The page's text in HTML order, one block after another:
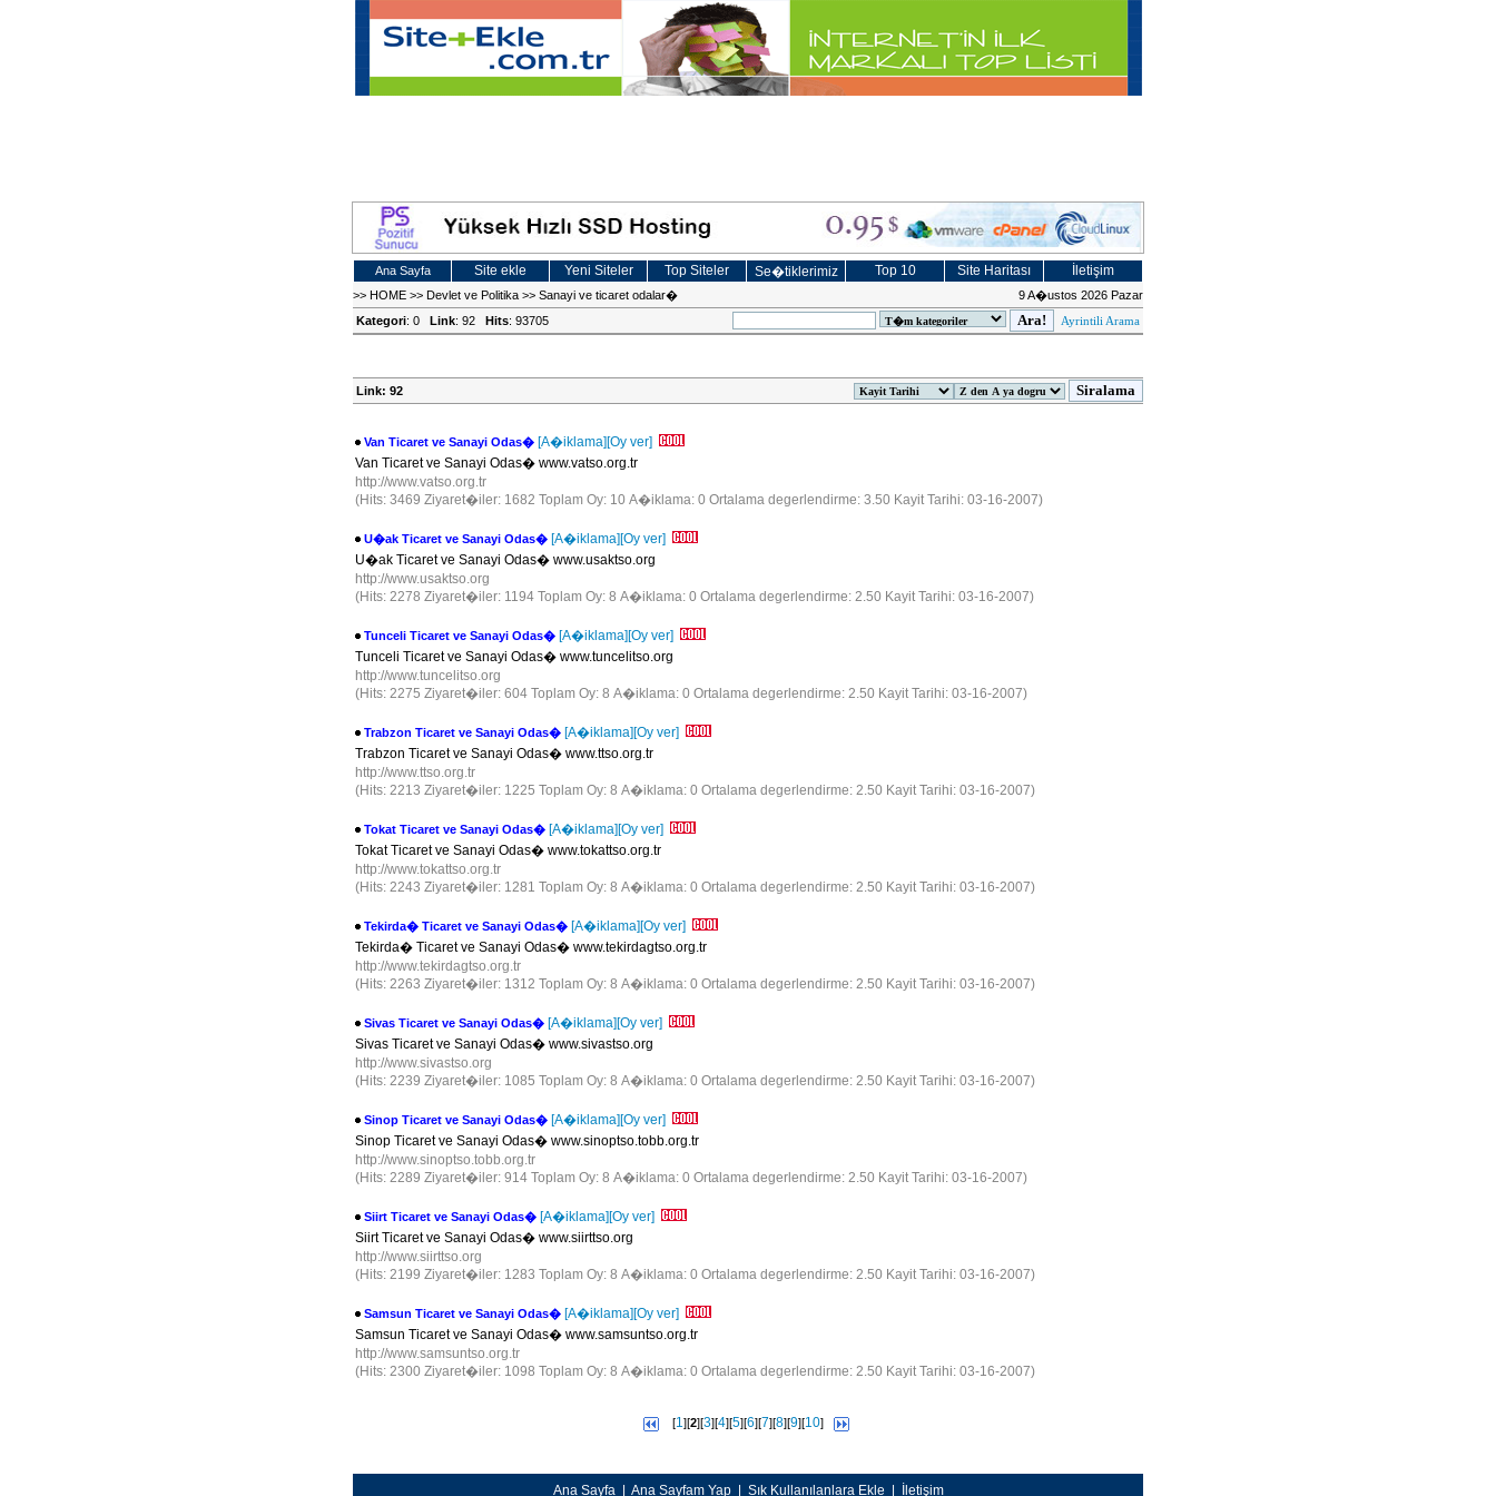
Ana Sayfa Site ekle Yeni Siteler Top Siteler Se�tiklerimiz Top 10 Site Haritası İletişim
>> HOME >> Devlet ve Politika >> Sanayi ve ticaret odalar�
9 A�ustos 2026 Pazar
Kategori: 0 Link: 92 Hits: 93705 Ayrintili Arama
Link: 92
Van Ticaret ve Sanayi Odas� [A�iklama][Oy ver]
Van Ticaret ve Sanayi Odas� www.vatso.org.tr
http://www.vatso.org.tr
(Hits: 3469 Ziyaret�iler: 1682 Toplam Oy: 10 A�iklama: 0 Ortalama degerlendirme: 3.50 Kayit Tarihi: 03-16-2007)
U�ak Ticaret ve Sanayi Odas� [A�iklama][Oy ver]
U�ak Ticaret ve Sanayi Odas� www.usaktso.org
http://www.usaktso.org
(Hits: 2278 Ziyaret�iler: 1194 Toplam Oy: 8 A�iklama: 0 Ortalama degerlendirme: 2.50 Kayit Tarihi: 03-16-2007)
Tunceli Ticaret ve Sanayi Odas� [A�iklama][Oy ver]
Tunceli Ticaret ve Sanayi Odas� www.tuncelitso.org
http://www.tuncelitso.org
(Hits: 2275 Ziyaret�iler: 604 Toplam Oy: 8 A�iklama: 0 Ortalama degerlendirme: 2.50 Kayit Tarihi: 03-16-2007)
Trabzon Ticaret ve Sanayi Odas� [A�iklama][Oy ver]
Trabzon Ticaret ve Sanayi Odas� www.ttso.org.tr
http://www.ttso.org.tr
(Hits: 2213 Ziyaret�iler: 1225 Toplam Oy: 8 A�iklama: 0 Ortalama degerlendirme: 2.50 Kayit Tarihi: 03-16-2007)
Tokat Ticaret ve Sanayi Odas� [A�iklama][Oy ver]
Tokat Ticaret ve Sanayi Odas� www.tokattso.org.tr
http://www.tokattso.org.tr
(Hits: 2243 Ziyaret�iler: 1281 Toplam Oy: 8 A�iklama: 0 Ortalama degerlendirme: 2.50 Kayit Tarihi: 03-16-2007)
Tekirda� Ticaret ve Sanayi Odas� [A�iklama][Oy ver]
Tekirda� Ticaret ve Sanayi Odas� www.tekirdagtso.org.tr
http://www.tekirdagtso.org.tr
(Hits: 2263 Ziyaret�iler: 1312 Toplam Oy: 8 A�iklama: 0 Ortalama degerlendirme: 2.50 Kayit Tarihi: 03-16-2007)
Sivas Ticaret ve Sanayi Odas� [A�iklama][Oy ver]
Sivas Ticaret ve Sanayi Odas� www.sivastso.org
http://www.sivastso.org
(Hits: 2239 Ziyaret�iler: 1085 Toplam Oy: 8 A�iklama: 0 Ortalama degerlendirme: 2.50 Kayit Tarihi: 03-16-2007)
Sinop Ticaret ve Sanayi Odas� [A�iklama][Oy ver]
Sinop Ticaret ve Sanayi Odas� www.sinoptso.tobb.org.tr
http://www.sinoptso.tobb.org.tr
(Hits: 2289 Ziyaret�iler: 914 Toplam Oy: 8 A�iklama: 0 Ortalama degerlendirme: 2.50 Kayit Tarihi: 03-16-2007)
Siirt Ticaret ve Sanayi Odas� [A�iklama][Oy ver]
Siirt Ticaret ve Sanayi Odas� www.siirttso.org
http://www.siirttso.org
(Hits: 2199 Ziyaret�iler: 1283 Toplam Oy: 8 A�iklama: 0 Ortalama degerlendirme: 2.50 Kayit Tarihi: 03-16-2007)
Samsun Ticaret ve Sanayi Odas� [A�iklama][Oy ver]
Samsun Ticaret ve Sanayi Odas� www.samsuntso.org.tr
http://www.samsuntso.org.tr
(Hits: 2300 Ziyaret�iler: 1098 Toplam Oy: 8 A�iklama: 0 Ortalama degerlendirme: 2.50 Kayit Tarihi: 03-16-2007)
[1][2][3][4][5][6][7][8][9][10]
Ana Sayfa Ana Sayfam Yap Sık Kullanılanlara Ekle İletişim